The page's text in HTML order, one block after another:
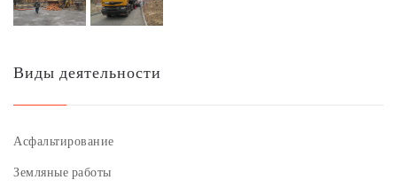
Виды деятельности
Асфальтирование
Земляные работы